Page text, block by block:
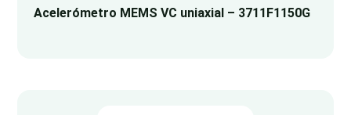
Acelerómetro MEMS VC uniaxial – 3711F1150G